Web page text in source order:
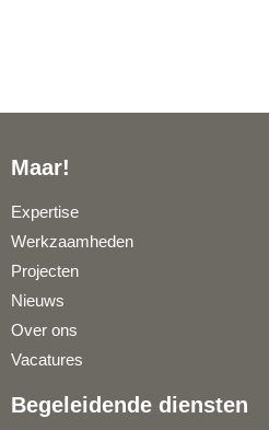
Maar!
Expertise
Werkzaamheden
Projecten
Nieuws
Over ons
Vacatures
Begeleidende diensten